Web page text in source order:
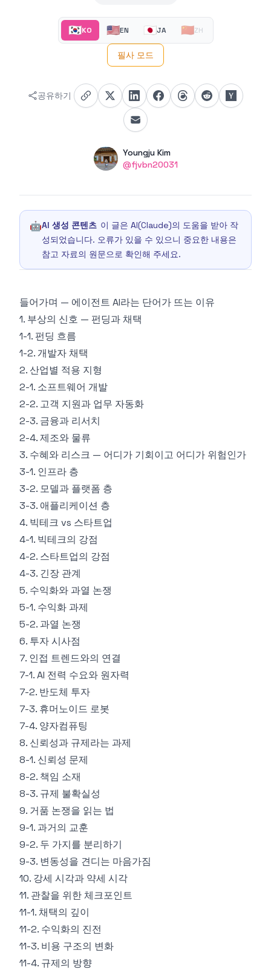
🇰🇷KO 🇺🇸EN 🇯🇵JA 🇨🇳ZH
필사 모드
공유하기
Name
Youngju Kim
Twitter
@fjvbn20031
🤖AI 생성 콘텐츠 이 글은 AI(Claude)의 도움을 받아 작
성되었습니다. 오류가 있을 수 있으니 중요한 내용은
참고 자료의 원문으로 확인해 주세요.
들어가며 — 에이전트 AI라는 단어가 뜨는 이유
1. 부상의 신호 — 펀딩과 채택
1-1. 펀딩 흐름
1-2. 개발자 채택
2. 산업별 적용 지형
2-1. 소프트웨어 개발
2-2. 고객 지원과 업무 자동화
2-3. 금융과 리서치
2-4. 제조와 물류
3. 수혜와 리스크 — 어디가 기회이고 어디가 위험인가
3-1. 인프라 층
3-2. 모델과 플랫폼 층
3-3. 애플리케이션 층
4. 빅테크 vs 스타트업
4-1. 빅테크의 강점
4-2. 스타트업의 강점
4-3. 긴장 관계
5. 수익화와 과열 논쟁
5-1. 수익화 과제
5-2. 과열 논쟁
6. 투자 시사점
7. 인접 트렌드와의 연결
7-1. AI 전력 수요와 원자력
7-2. 반도체 투자
7-3. 휴머노이드 로봇
7-4. 양자컴퓨팅
8. 신뢰성과 규제라는 과제
8-1. 신뢰성 문제
8-2. 책임 소재
8-3. 규제 불확실성
9. 거품 논쟁을 읽는 법
9-1. 과거의 교훈
9-2. 두 가지를 분리하기
9-3. 변동성을 견디는 마음가짐
10. 강세 시각과 약세 시각
11. 관찰을 위한 체크포인트
11-1. 채택의 깊이
11-2. 수익화의 진전
11-3. 비용 구조의 변화
11-4. 규제의 방향